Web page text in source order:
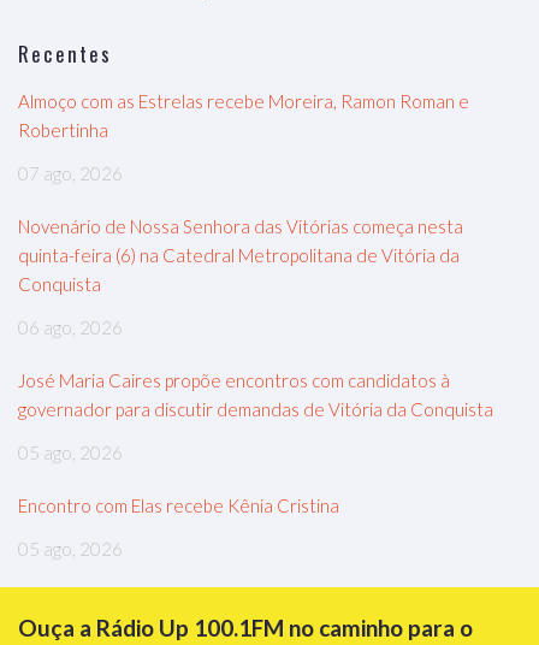
Recentes
Almoço com as Estrelas recebe Moreira, Ramon Roman e
Robertinha
07 ago, 2026
Novenário de Nossa Senhora das Vitórias começa nesta
quinta-feira (6) na Catedral Metropolitana de Vitória da
Conquista
06 ago, 2026
José Maria Caires propõe encontros com candidatos à
governador para discutir demandas de Vitória da Conquista
05 ago, 2026
Encontro com Elas recebe Kênia Cristina
05 ago, 2026
Ouça a Rádio Up 100.1FM no caminho para o